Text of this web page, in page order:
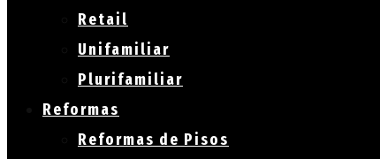
Retail
Unifamiliar
Plurifamiliar
Reformas
Reformas de Pisos